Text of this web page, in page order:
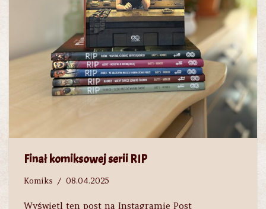
Finał komiksowej serii RIP
Komiks 08.04.2025
Wyświetl ten post na Instagramie Post